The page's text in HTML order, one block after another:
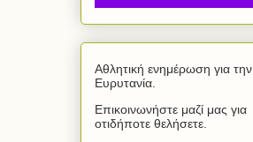
Αθλητική ενημέρωση για την
Ευρυτανία.
Επικοινωνήστε μαζί μας για
οτιδήποτε θελήσετε.